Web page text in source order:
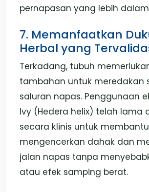
pernapasan yang lebih
7. Memanfaatkan
Herbal yang
Terkadang, tubuh
tambahan untuk meredakan
saluran napas. Penggunaan
Ivy (Hedera helix) telah lama
secara klinis untuk membantu
mengencerkan dahak dan
jalan napas tanpa
atau efek samping berat.